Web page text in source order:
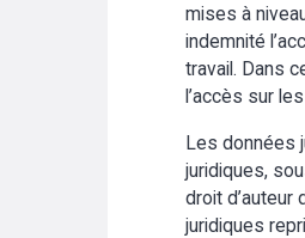
mises à
indemnité
travail. Dans
l’accès sur
Les données
juridiques,
droit d’auteur
juridiques